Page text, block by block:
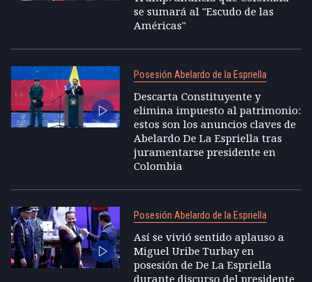
se sumará al "Escudo de las
Américas"
Posesión Abelardo de la Espriella
Descarta Constituyente y
elimina impuesto al patrimonio:
estos son los anuncios claves de
Abelardo De La Espriella tras
juramentarse presidente en
Colombia
Posesión Abelardo de la Espriella
Así se vivió sentido aplauso a
Miguel Uribe Turbay en
posesión de De La Espriella
durante discurso del presidente